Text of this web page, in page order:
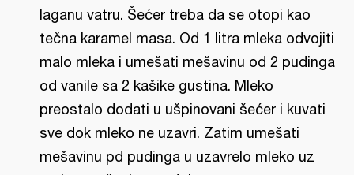
laganu vatru. Šećer treba da se otopi kao
tečna karamel masa. Od 1 litra mleka odvojiti
malo mleka i umešati mešavinu od 2 pudinga
od vanile sa 2 kašike gustina. Mleko
preostalo dodati u ušpinovani šećer i kuvati
sve dok mleko ne uzavri. Zatim umešati
mešavinu pd pudinga u uzavrelo mleko uz